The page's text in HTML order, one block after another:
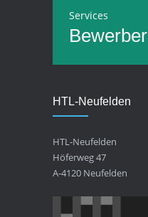
Services
Bewerber
HTL-Neufelden
HTL-Neufelden
Höferweg 47
A-4120 Neufelden